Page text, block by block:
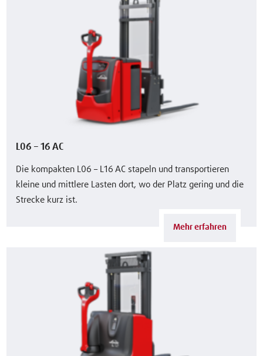
L06 – 16 AC
Die kompakten L06 – L16 AC stapeln und transportieren
kleine und mittlere Lasten dort, wo der Platz gering und die
Strecke kurz ist.
Mehr erfahren